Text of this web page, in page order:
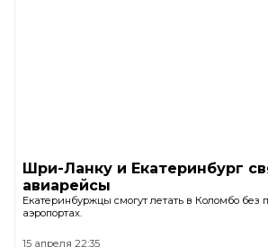
Шри-Ланку и Екатеринбург
авиарейсы
Екатеринбуржцы смогут летать в Коломбо без
аэропортах.
15 апреля 22:35